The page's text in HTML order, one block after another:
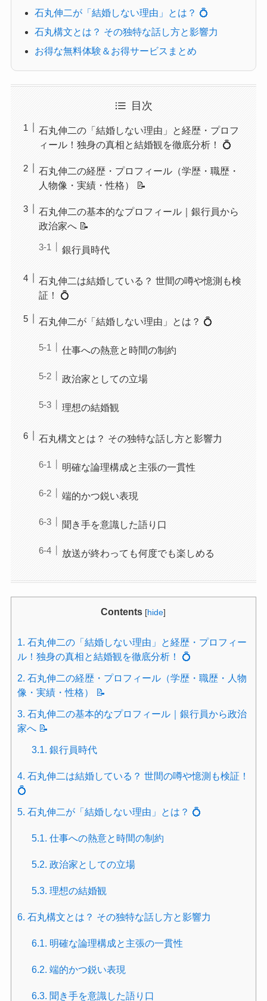
石丸伸二が「結婚しない理由」とは？ 💍
石丸構文とは？ その独特な話し方と影響力
お得な無料体験＆お得サービスまとめ
目次
石丸伸二の「結婚しない理由」と経歴・プロフ
ィール！独身の真相と結婚観を徹底分析！ 💍
石丸伸二の経歴・プロフィール（学歴・職歴・
人物像・実績・性格） 📝
石丸伸二の基本的なプロフィール｜銀行員から
政治家へ 📝
銀行員時代
石丸伸二は結婚している？ 世間の噂や憶測も検
証！ 💍
石丸伸二が「結婚しない理由」とは？ 💍
仕事への熱意と時間の制約
政治家としての立場
理想の結婚観
石丸構文とは？ その独特な話し方と影響力
明確な論理構成と主張の一貫性
端的かつ鋭い表現
聞き手を意識した語り口
放送が終わっても何度でも楽しめる
Contents [hide]
1. 石丸伸二の「結婚しない理由」と経歴・プロフィー
ル！独身の真相と結婚観を徹底分析！ 💍
2. 石丸伸二の経歴・プロフィール（学歴・職歴・人物
像・実績・性格） 📝
3. 石丸伸二の基本的なプロフィール｜銀行員から政治
家へ 📝
3.1. 銀行員時代
4. 石丸伸二は結婚している？ 世間の噂や憶測も検証！
💍
5. 石丸伸二が「結婚しない理由」とは？ 💍
5.1. 仕事への熱意と時間の制約
5.2. 政治家としての立場
5.3. 理想の結婚観
6. 石丸構文とは？ その独特な話し方と影響力
6.1. 明確な論理構成と主張の一貫性
6.2. 端的かつ鋭い表現
6.3. 聞き手を意識した語り口